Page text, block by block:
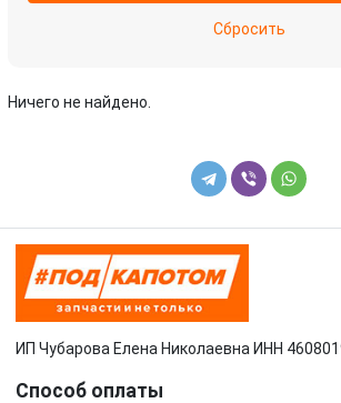
Сбросить
Ничего не найдено.
ИП Чубарова Елена Николаевна ИНН
Способ оплаты